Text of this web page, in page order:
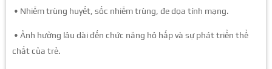
• Nhiễm trùng huyết, sốc nhiễm trùng, đe dọa tính mạng.
• Ảnh hưởng lâu dài đến chức năng hô hấp và sự phát triển thể
chất của trẻ.